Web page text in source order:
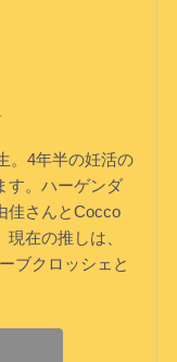
。4年半の妊活の
す。ハーゲンダ
佳さんとCocco
在の推しは、
ブクロッシェと